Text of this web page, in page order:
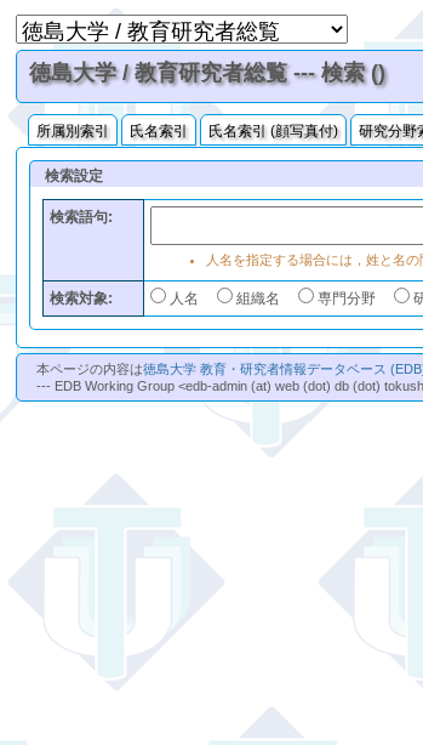
徳島大学 / 教育研究者総覧 --- 検索 ()
所属別索引 氏名索引 氏名索引 (顔写真付) 研究分野
検索設定
検索語句:
人名を指定する場合には，姓と名
検索対象: 人名 組織名 専門分野
本ページの内容は徳島大学 教育・研究者情報データベース
--- EDB Working Group <edb-admin (at) web (dot) db (dot)